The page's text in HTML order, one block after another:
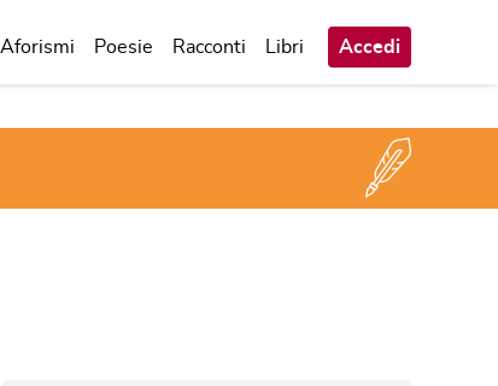
Aforismi Poesie Racconti Libri Accedi